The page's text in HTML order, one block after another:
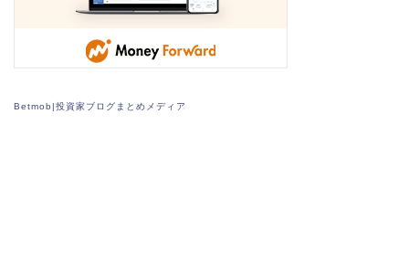
Betmob|投資家ブログまとめメディア